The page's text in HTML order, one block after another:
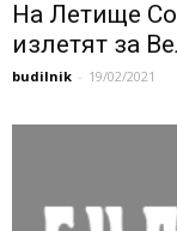
На Летище
излетят за
budilnik - 19/02/2021